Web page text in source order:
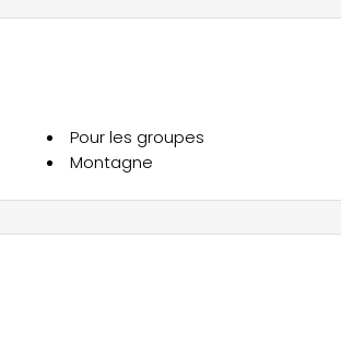
Pour les groupes
Montagne